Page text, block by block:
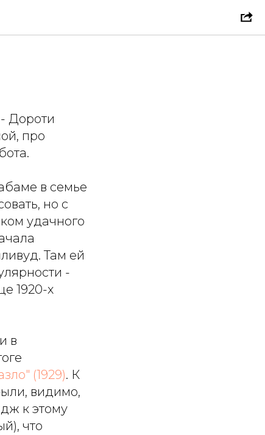
Дороти
про
в семье
но с
удачного
Там ей
-
1920-х
в
(1929). К
видимо,
к этому
что